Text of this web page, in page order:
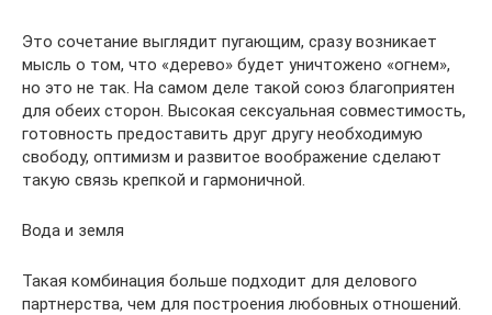
Это сочетание выглядит пугающим, сразу возникает
мысль о том, что «дерево» будет уничтожено «огнем»,
но это не так. На самом деле такой союз благоприятен
для обеих сторон. Высокая сексуальная совместимость,
готовность предоставить друг другу необходимую
свободу, оптимизм и развитое воображение сделают
такую связь крепкой и гармоничной.
Вода и земля
Такая комбинация больше подходит для делового
партнерства, чем для построения любовных отношений.